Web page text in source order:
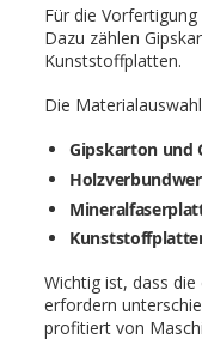
Für die
Dazu zählen
Kunststoffplatten.
Die
Gipskarton und
Wichtig ist, dass
erfordern
profitiert von